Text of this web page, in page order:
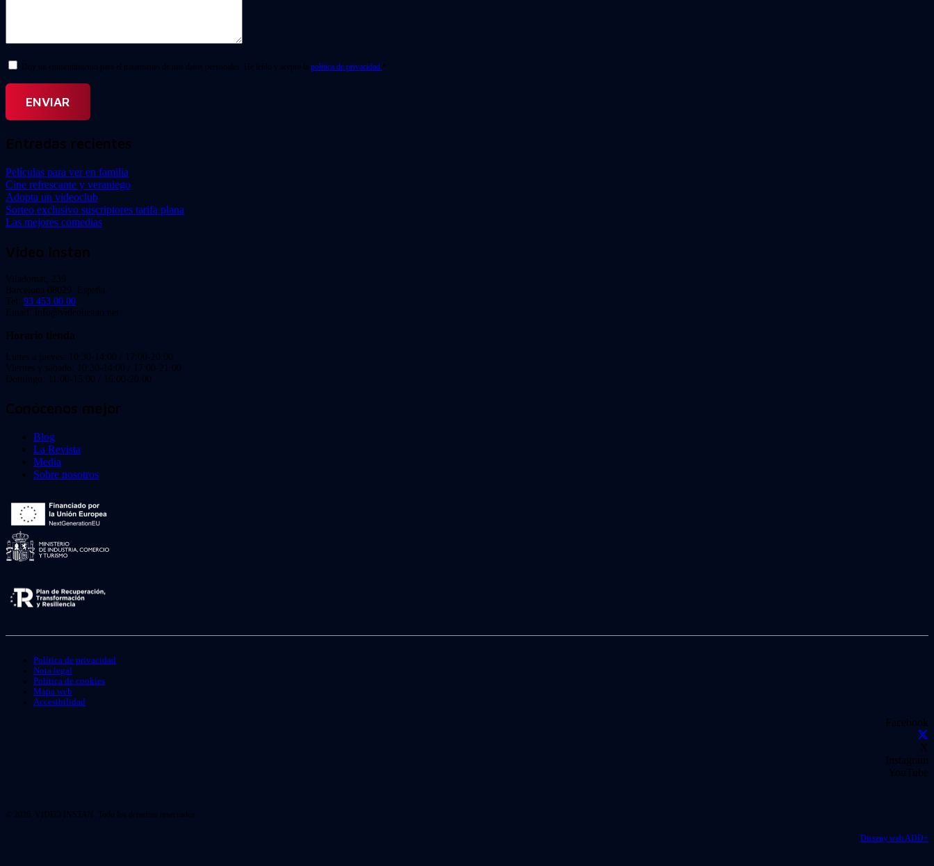
Doy mi consentimiento para el tratamiento de mis datos personales. He leído y acepto la política de privacidad. *
Entradas recientes
Películas para ver en familia
Cine refrescante y veraniego
Adopta un videoclub
Sorteo exclusivo suscriptores tarifa plana
Las mejores comedias
Video Instan
Viladomat, 239
Barcelona 08029. España.
Tel: 93 453 00 00
Email: info@videoinstan.net
Horario tienda
Lunes a jueves: 10:30-14:00 / 17:00-20:00
Viernes y sábado: 10:30-14:00 / 17:00-21:00
Domingo: 11:00-15:00 / 16:00-20:00
Conócenos mejor
Blog
La Revista
Media
Sobre nosotros
Política de privacidad
Nota legal
Política de cookies
Mapa web
Accesibilidad
Facebook
X
Instagram
YouTube
© 2026. VIDEO INSTAN. Todo los derechos reservados.
Disseny web ADD+